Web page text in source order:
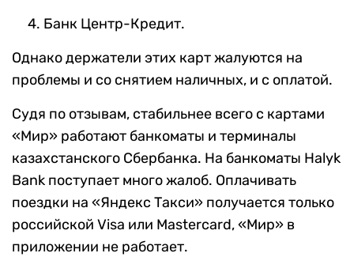
Банк Центр-Кредит.
Однако держатели этих карт жалуются на
проблемы и со снятием наличных, и с оплатой.
Судя по отзывам, стабильнее всего с картами
«Мир» работают банкоматы и терминалы
казахстанского Сбербанка. На банкоматы Halyk
Bank поступает много жалоб. Оплачивать
поездки на «Яндекс Такси» получается только
российской Visa или Mastercard, «Мир» в
приложении не работает.